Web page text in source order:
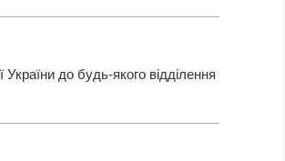
до будь-якого відділення